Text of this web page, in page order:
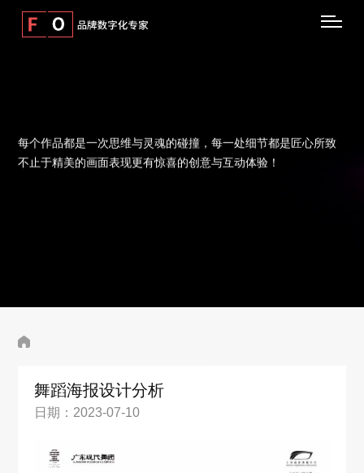
每个作品都是一次思维与灵魂的碰撞，每一处细节都是匠心所致
不止于精美的画面表现更有惊喜的创意与互动体验！
舞蹈海报设计分析
日期：2023-07-10